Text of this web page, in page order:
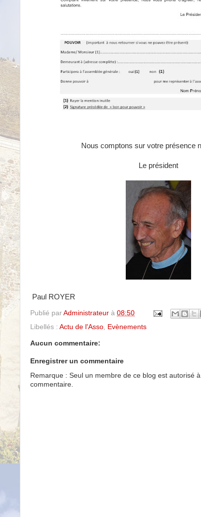
Nous comptons sur votre présence
Le président
Paul ROYER
Publié par Administrateur à 08:50
Libellés : Actu de l'Asso Evènements
Aucun commentaire:
Enregistrer un commentaire
Remarque : Seul un membre de ce blog est autorisé
commentaire.